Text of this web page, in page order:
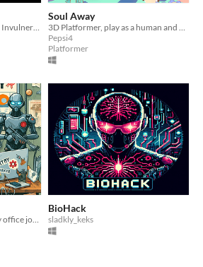
"Glitch Transformation: An Invulnerable Hero in the Battle to Liberate Victoria City"
Soul Away
3D Platformer, play as a human and as a ghost, solve puzzles
Pepsi4
Platformer
The game is about everyday office job in the army of future.
BioHack
sladkly_keks